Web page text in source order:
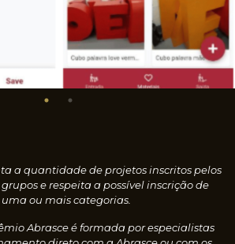
a quantidade de projetos inscritos pelos
e respeita a possível inscrição de
ou mais categorias.
Abrasce é formada por especialistas